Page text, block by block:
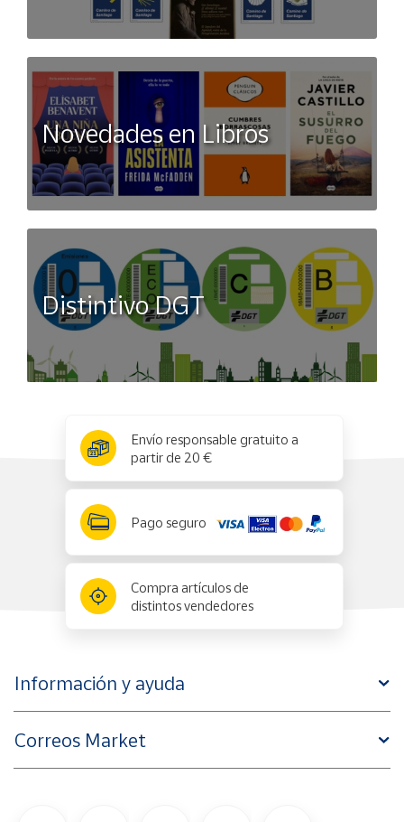
Novedades en Libros
Distintivo DGT
Envío responsable gratuito a
partir de 20 €
Pago seguro
Compra artículos de
distintos vendedores
Información y ayuda
Correos Market